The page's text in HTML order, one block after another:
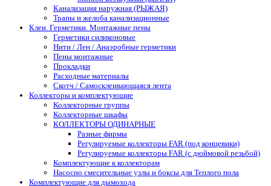
Канализация наружная (РЫЖАЯ)
Трапы и желоба канализационные
Клеи. Герметики. Монтажные пены
Герметики силиконовые
Нити / Лен / Анаэробные герметики
Пены монтажные
Прокладки
Расходные материалы
Скотч / Самосклеивающаяся лента
Коллекторы и комплектующие
Коллекторные группы
Коллекторные шкафы
КОЛЛЕКТОРЫ ОДИНАРНЫЕ
Разные фирмы
Регулируемые коллекторы FAR (под концевики)
Регулируемые коллекторы FAR (с дюймовой резьбой)
Комплектующие к коллекторам
Насосно смесительные узлы и боксы для Теплого пола
Комплектующие для дымохода